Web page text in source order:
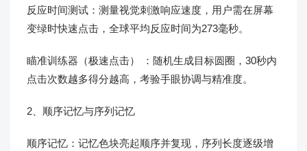
反应时间测试：测量视觉刺激响应速度，用户需在屏幕
变绿时快速点击，全球平均反应时间为273毫秒。
瞄准训练器（极速点击） ：随机生成目标圆圈，30秒内
点击次数越多得分越高，考验手眼协调与精准度。
2、顺序记忆与序列记忆
顺序记忆：记忆色块亮起顺序并复现，序列长度逐级增